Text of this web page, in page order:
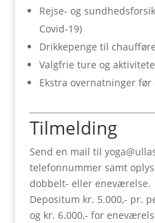
Rejse- og
Covid-19)
Drikkepenge til
Valgfrie ture og
Ekstra overnatninger
Tilmelding
Send en mail til
telefonnummer samt
dobbelt- eller eneværelse.
Depositum kr. 5.000,- pr.
og kr. 6.000,- for